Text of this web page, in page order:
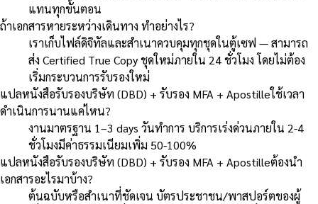
แทนทุกขั้นตอน
ถ้าเอกสารหายระหว่างเดินทาง ทำอย่างไร?
เราเก็บไฟล์ดิจิทัลและสำเนาควบคุมทุกชุดในตู้เซฟ — สามารถ
ส่ง Certified True Copy ชุดใหม่ภายใน 24 ชั่วโมง โดยไม่ต้อง
เริ่มกระบวนการรับรองใหม่
แปลหนังสือรับรองบริษัท (DBD) + รับรอง MFA + Apostilleใช้เวลา
ดำเนินการนานแค่ไหน?
งานมาตรฐาน 1–3 days วันทำการ บริการเร่งด่วนภายใน 2-4
ชั่วโมงมีค่าธรรมเนียมเพิ่ม 50-100%
แปลหนังสือรับรองบริษัท (DBD) + รับรอง MFA + Apostilleต้องนำ
เอกสารอะไรมาบ้าง?
ต้นฉบับหรือสำเนาที่ชัดเจน บัตรประชาชน/พาสปอร์ตของผู้